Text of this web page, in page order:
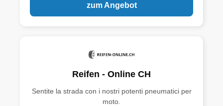
zum Angebot
Reifen - Online CH
Sentite la strada con i nostri potenti pneumatici per
moto.